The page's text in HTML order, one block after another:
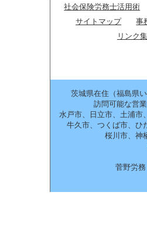
社会保険労務士活用術
サイトマップ
事
リンク集
茨城県在住（福島県
訪問可能な営
水戸市、日立市、土浦市
牛久市、つくば市、ひ
桜川市、神
菅野労